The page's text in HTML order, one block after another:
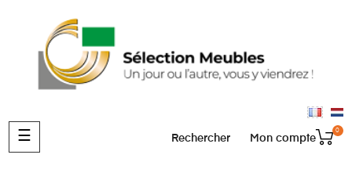
Basculer
la
☰ 0
Mon compte
Rechercher